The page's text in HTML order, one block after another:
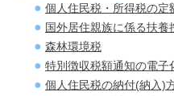
個人住民税・所得税の定
国外居住親族に係る扶養
森林環境税
特別徴収税額通知の電子
個人住民税の納付(納入)